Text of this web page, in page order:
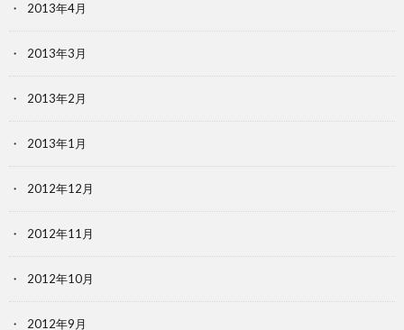
2013年4月
2013年3月
2013年2月
2013年1月
2012年12月
2012年11月
2012年10月
2012年9月